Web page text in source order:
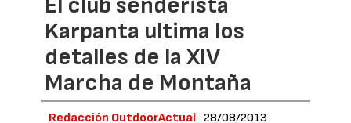
Karpanta ultima los
detalles de la XIV
Marcha de Montaña
Redacción OutdoorActual 28/08/2013